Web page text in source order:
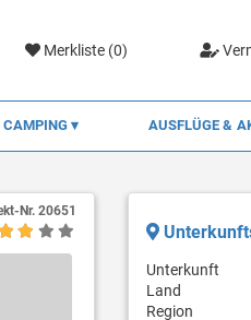
Merkliste (0)
CAMPING AUSFLÜGE &
Nr. 20651
Unterkunft
Land
Region